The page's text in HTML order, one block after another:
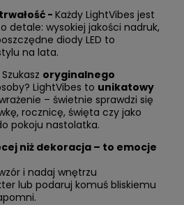
-Każdy LightVibes jest
detale: wysokiej jakości nadruk,
diody LED to
na lata.
Szukasz oryginalnego
LightVibes to unikatowy
– świetnie sprawdzi się
rocznicę, święta czy jako
pokoju nastolatka.
niż dekoracja – to emocje
i nadaj wnętrzu
lub podaruj komuś bliskiemu